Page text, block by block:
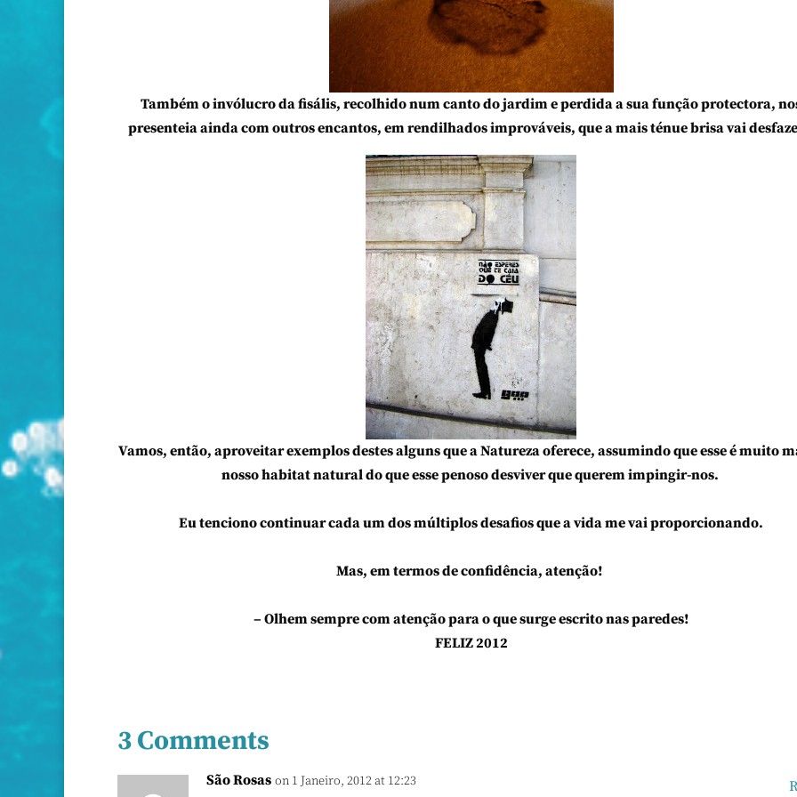
Também o invólucro da fisális, recolhido num canto do jardim e perdida a sua função protectora,
presenteia ainda com outros encantos, em rendilhados improváveis, que a mais ténue brisa vai
Vamos, então, aproveitar exemplos destes alguns que a Natureza oferece, assumindo que esse é muito
nosso habitat natural do que esse penoso desviver que querem impingir-nos.
Eu tenciono continuar cada um dos múltiplos desafios que a vida me vai proporcionando.
Mas, em termos de confidência, atenção!
– Olhem sempre com atenção para o que surge escrito nas paredes!
FELIZ 2012
3 Comments
São Rosas on 1 Janeiro, 2012 at 12:23